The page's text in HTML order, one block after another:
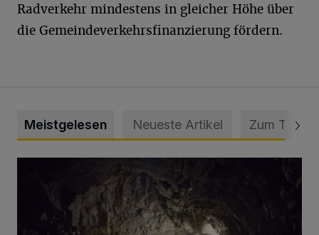
Radverkehr mindestens in gleicher Höhe über
die Gemeindeverkehrsfinanzierung fördern.
Meistgelesen Neueste Artikel Zum Thema